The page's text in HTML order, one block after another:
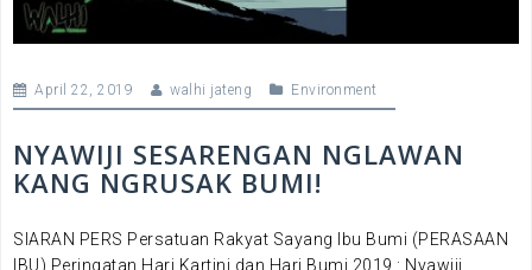
April 22, 2019 walhi jateng Environment
NYAWIJI SESARENGAN NGLAWAN
KANG NGRUSAK BUMI!
SIARAN PERS Persatuan Rakyat Sayang Ibu Bumi (PERASAAN
IBU) Peringatan Hari Kartini dan Hari Bumi 2019 : Nyawiji